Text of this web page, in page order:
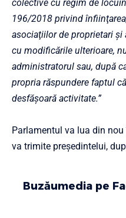
colective cu regim de
196/2018 privind
asociaţiilor de proprietari
cu modificările ulterioare,
administratorul sau, după
propria răspundere faptul
desfăşoară activitate.”
Parlamentul va lua din
va trimite președintelui,
Buzăumedia pe